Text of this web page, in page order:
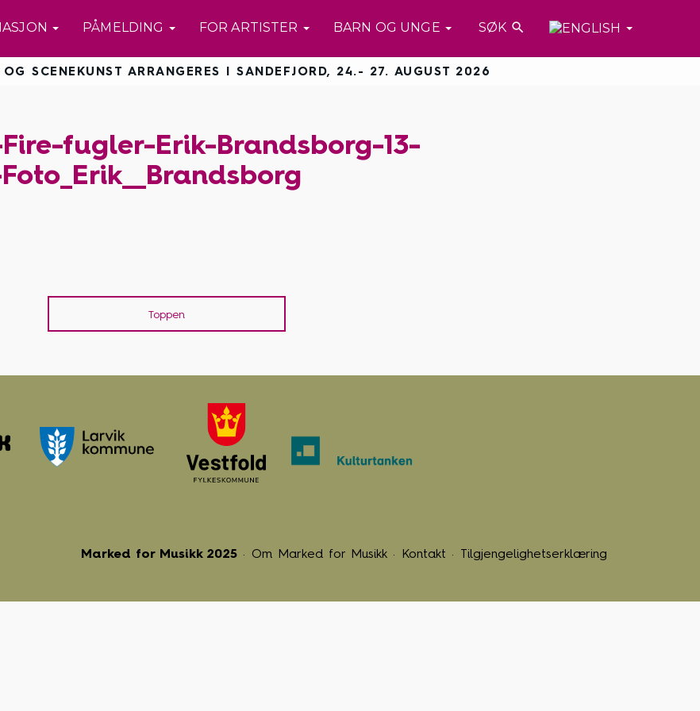
PÅMELDING FOR ARTISTER BARN OG UNGE SØK 
OG SCENEKUNST ARRANGERES I SANDEFJORD, 24.- 27. AUGUST 2026
fugler-Erik-Brandsborg-13-
Toppen
Marked for Musikk 2025 Om Marked for Musikk Kontakt Tilgjengelighetserklæring